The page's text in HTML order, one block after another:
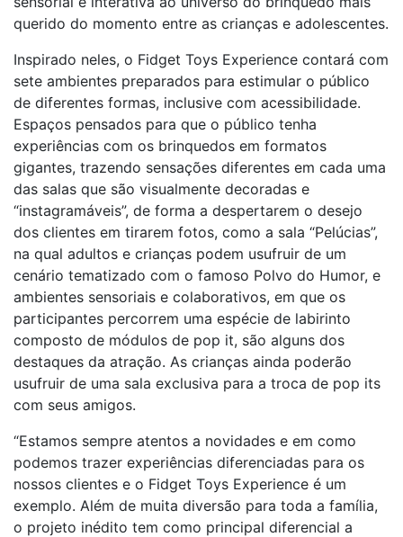
querido do momento entre as crianças e adolescentes.
Inspirado neles, o Fidget Toys Experience contará com
sete ambientes preparados para estimular o público
de diferentes formas, inclusive com acessibilidade.
Espaços pensados para que o público tenha
experiências com os brinquedos em formatos
gigantes, trazendo sensações diferentes em cada uma
das salas que são visualmente decoradas e
“instagramáveis”, de forma a despertarem o desejo
dos clientes em tirarem fotos, como a sala “Pelúcias”,
na qual adultos e crianças podem usufruir de um
cenário tematizado com o famoso Polvo do Humor, e
ambientes sensoriais e colaborativos, em que os
participantes percorrem uma espécie de labirinto
composto de módulos de pop it, são alguns dos
destaques da atração. As crianças ainda poderão
usufruir de uma sala exclusiva para a troca de pop its
com seus amigos.
“Estamos sempre atentos a novidades e em como
podemos trazer experiências diferenciadas para os
nossos clientes e o Fidget Toys Experience é um
exemplo. Além de muita diversão para toda a família,
o projeto inédito tem como principal diferencial a